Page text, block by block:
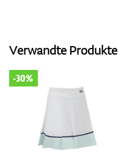
Verwandte Produkte
-30%